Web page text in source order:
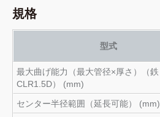
規格
型式
最大曲げ能力（最大管径×厚さ）（鉄
CLR1.5D） (mm)
センター半径範囲（延長可能） (mm)